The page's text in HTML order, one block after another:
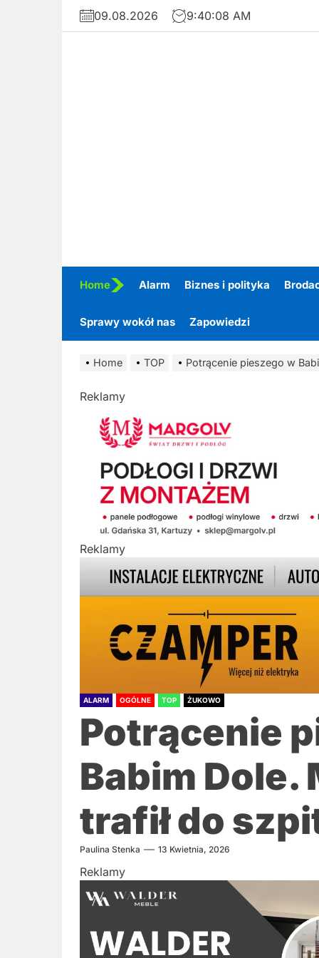
Skip
09.08.2026 9:40:10 AM
Home Alarm Biznes i polityka
Sprawy wokół nas Zapowiedzi
Home TOP Potrącenie pieszego w
Reklamy
Reklamy
ALARM OGÓLNE TOP ŻUKOWO
Potrącenie
Babim Dole.
trafił do
Paulina Stenka 13 Kwietnia, 2026
Reklamy